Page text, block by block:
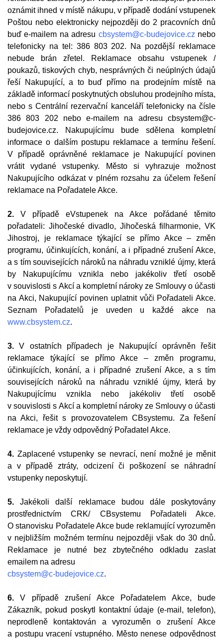
oznámit ihned v místě nákupu, v případě dodání vstupenek
Poštou nebo elektronicky nejpozději do 2 pracovních dnů
buď e-mailem na adresu cbsystem@c-budejovice.cz nebo
telefonicky na tel: 386 803 202. Na pozdější reklamace
nebude brán zřetel. Reklamace obsahu vstupenek /
poukazů, tiskových chyb, nesprávných či neúplných údajů
řeší Nakupující, a to buď přímo na prodejním místě na
základě informací poskytnutých obsluhou prodejního místa,
nebo s Centrální rezervační kanceláří telefonicky na čísle
386 803 202 nebo e-mailem na adresu cbsystem@c-
budejovice.cz. Nakupujícímu bude sdělena kompletní
informace o dalším postupu reklamace a termínu řešení.
V případě oprávněné reklamace je Nakupující povinen
vrátit vydané vstupenky. Město si vyhrazuje možnost
Nakupujícího odkázat v plném rozsahu za účelem řešení
reklamace na Pořadatele Akce.
2. V případě eVstupenek na Akce pořádané těmito
pořadateli: Jihočeské divadlo, Jihočeská filharmonie, VK
Jihostroj, je reklamace týkající se přímo Akce – změn
programu, účinkujících, konání, a i případné zrušení Akce,
a s tím souvisejících nároků na náhradu vzniklé újmy, která
by Nakupujícímu vznikla nebo jakékoliv třetí osobě
v souvislosti s Akcí a kompletní nároky ze Smlouvy o účasti
na Akci, Nakupující povinen uplatnit vůči Pořadateli Akce.
Seznam Pořadatelů je uveden u každé akce na
www.cbsystem.cz.
3. V ostatních případech je Nakupující oprávněn řešit
reklamace týkající se přímo Akce – změn programu,
účinkujících, konání, a i případné zrušení Akce, a s tím
souvisejících nároků na náhradu vzniklé újmy, která by
Nakupujícímu vznikla nebo jakékoliv třetí osobě
v souvislosti s Akcí a kompletní nároky ze Smlouvy o účasti
na Akci, řešit s provozovatelem CBsystemu. Za řešení
reklamace je vždy odpovědný Pořadatel Akce.
4. Zaplacené vstupenky se nevrací, není možné je měnit
a v případě ztráty, odcizení či poškození se náhradní
vstupenky neposkytují.
5. Jakékoli další reklamace budou dále poskytovány
prostřednictvím CRK/ CBsystemu Pořadateli Akce.
O stanovisku Pořadatele Akce bude reklamující vyrozuměn
v nejbližším možném termínu nejpozději však do 30 dnů.
Reklamace je nutné bez zbytečného odkladu zaslat
emailem na adresu
cbsystem@c-budejovice.cz.
6. V případě zrušení Akce Pořadatelem Akce, bude
Zákazník, pokud poskytl kontaktní údaje (e‑mail, telefon),
neprodleně kontaktován a vyrozuměn o zrušení Akce
a postupu vracení vstupného. Město nenese odpovědnost